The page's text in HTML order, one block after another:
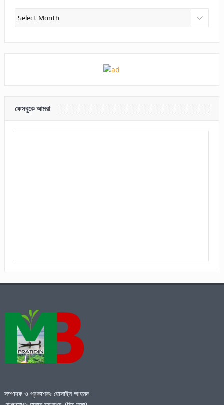
আর্কাইভ
ফেসবুকে আমরা
সম্পাদক ও প্রকাশকঃ হোসাইন আহমদ